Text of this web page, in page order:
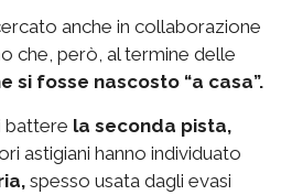
anche in collaborazione
che, però, al termine delle
si fosse nascosto “a casa”.
battere la seconda pista,
astigiani hanno individuato
spesso usata dagli evasi